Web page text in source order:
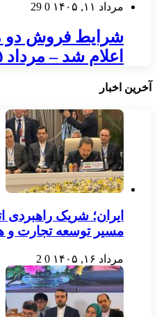
مرداد ۱۱, ۱۴۰۵ 0
29
شرایط فروش دو
اعلام شد – مرداد ۱۴۰۵
آخرین اخبار
ایران؛ شریک راهبردی
مسیر توسعه تجارت و
مرداد ۱۶, ۱۴۰۵ 0
2